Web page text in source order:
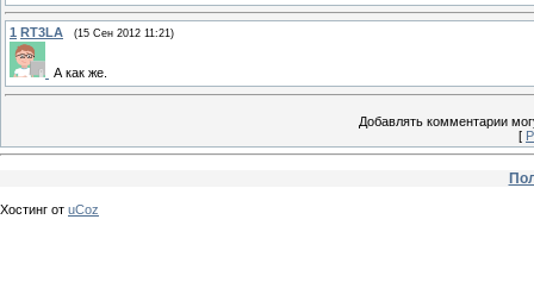
1 RT3LA (15 Сен 2012 11:21)
А как же.
Добавлять комментарии
[
Хостинг от uCoz